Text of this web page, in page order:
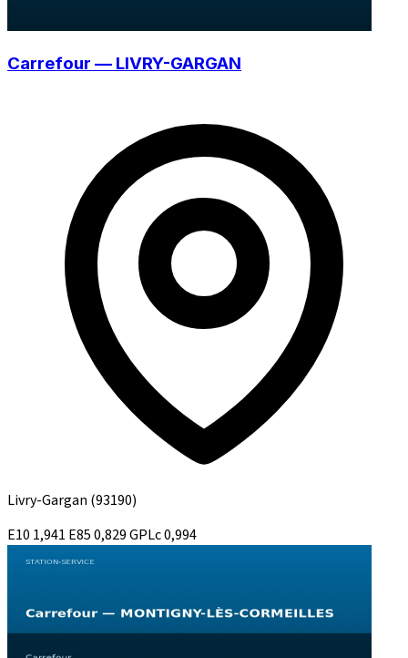
Carrefour — LIVRY-GARGAN
Livry-Gargan (93190)
E10 1,941 E850,829GPLc0,994